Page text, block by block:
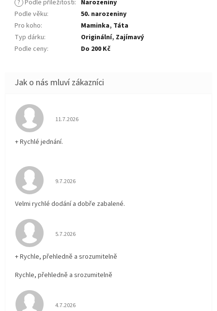
? Podle příležitosti: Narozeniny
Podle věku:
50. narozeniny
Pro koho: Maminka, Táta
Typ dárku: Originální, Zajímavý
Podle ceny: Do 200 Kč
Hodnocení obchodu je 5 z 5 hvězdiček.
11.7.2026
+ Rychlé jednání.
Hodnocení obchodu je 5 z 5 hvězdiček.
9.7.2026
Velmi rychlé dodání a dobře zabalené.
Hodnocení obchodu je 5 z 5 hvězdiček.
5.7.2026
+ Rychle, přehledně a srozumitelně
Rychle, přehledně a srozumitelně
Hodnocení obchodu je 5 z 5 hvězdiček.
4.7.2026